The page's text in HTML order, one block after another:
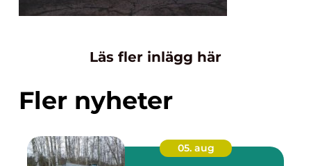
Läs fler inlägg här
Fler nyheter
05. aug